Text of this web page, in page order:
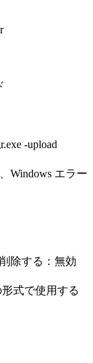
-upload
Windows エラー
除する：無効
式で使用する